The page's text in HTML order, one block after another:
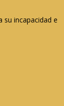
su incapacidad e